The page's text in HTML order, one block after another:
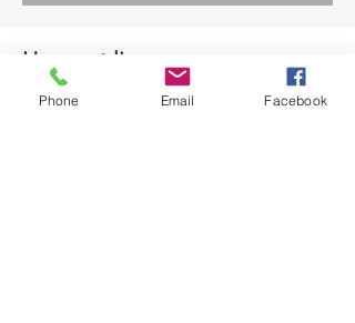
Heure et lieu
07 août 2025, 14:00 – 16:00
Phone Email Facebook